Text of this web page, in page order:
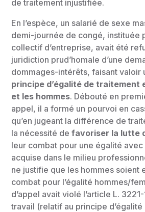
de traitement injustifiée.
En l’espèce, un salarié de sexe
demi-journée de congé, instituée
collectif d’entreprise, avait été
juridiction prud’homale d’une
dommages-intérêts, faisant valoir
principe d’égalité de traitement
et les hommes. Débouté en
appel, il a formé un pourvoi en
qu’en jugeant la différence de
la nécessité de favoriser la lutte
leur combat pour une égalité avec
acquise dans le milieu
ne justifie que les hommes soient
combat pour l’égalité hommes/
d’appel avait violé l’article L.
travail (relatif au principe